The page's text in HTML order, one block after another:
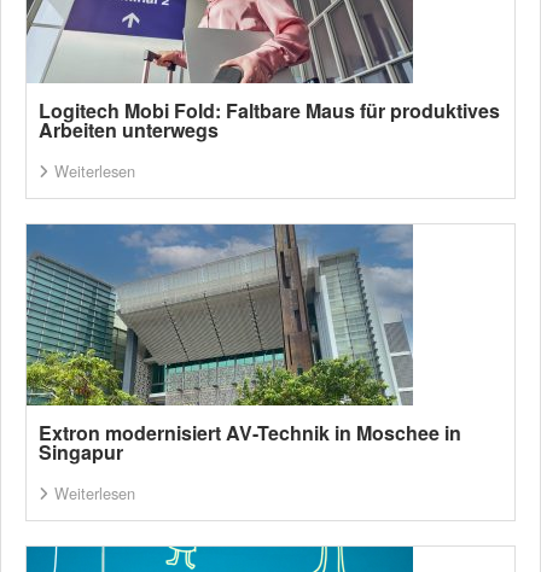
Logitech Mobi Fold: Faltbare Maus für produktives
Arbeiten unterwegs
Weiterlesen
Extron modernisiert AV-Technik in Moschee in
Singapur
Weiterlesen